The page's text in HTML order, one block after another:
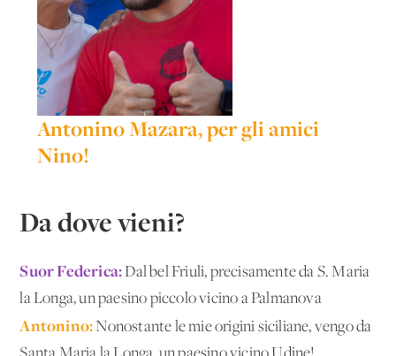
Antonino Mazara, per gli amici
Nino!
Da dove vieni?
Suor Federica:Dal bel Friuli, precisamente da S. Maria
la Longa, un paesino piccolo vicino a Palmanova
Antonino:Nonostante le mie origini siciliane, vengo da